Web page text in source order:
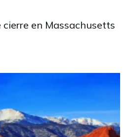
en Massachusetts